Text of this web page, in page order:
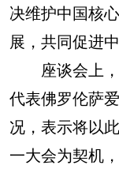
决维护中国核
展，共同促进
座谈会上，
代表佛罗伦萨
况，表示将以
一大会为契机